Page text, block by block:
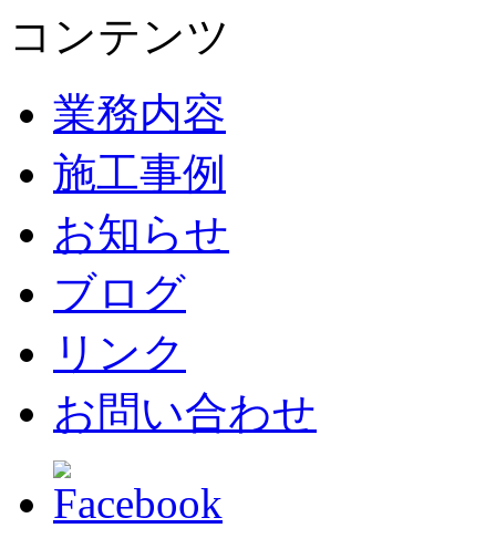
コンテンツ
業務内容
施工事例
お知らせ
ブログ
リンク
お問い合わせ